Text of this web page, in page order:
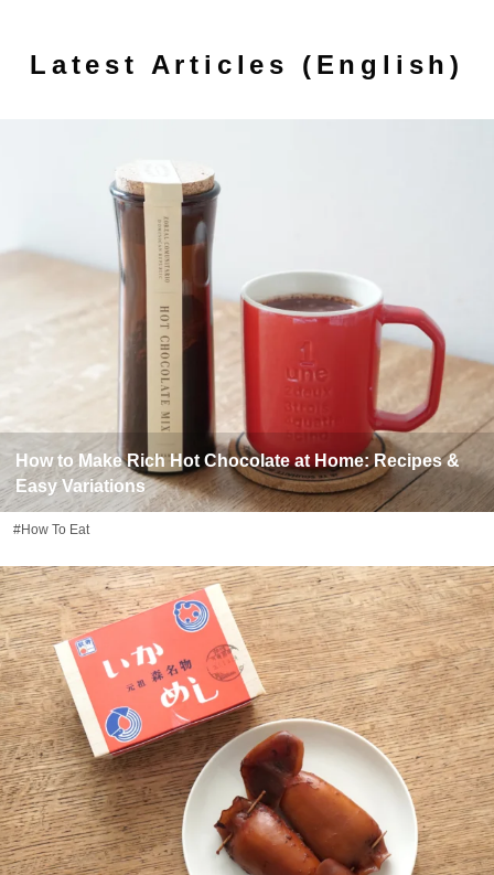
Latest Articles (English)
How to Make Rich Hot Chocolate at Home: Recipes &
Easy Variations
#How To Eat